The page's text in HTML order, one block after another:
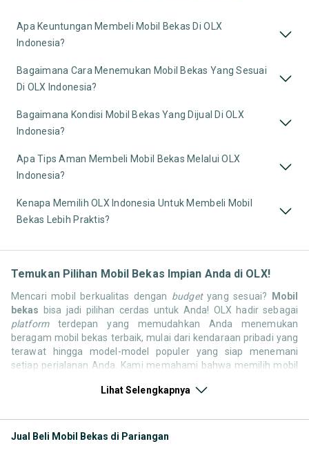
Apa Keuntungan Membeli Mobil Bekas Di OLX
Indonesia?
Bagaimana Cara Menemukan Mobil Bekas Yang Sesuai
Di OLX Indonesia?
Bagaimana Kondisi Mobil Bekas Yang Dijual Di OLX
Indonesia?
Apa Tips Aman Membeli Mobil Bekas Melalui OLX
Indonesia?
Kenapa Memilih OLX Indonesia Untuk Membeli Mobil
Bekas Lebih Praktis?
Temukan Pilihan Mobil Bekas Impian Anda di OLX!
Mencari mobil berkualitas dengan budgetyang sesuai? Mobil
bekas bisa jadi pilihan cerdas untuk Anda! OLX hadir sebagai
platformterdepan yang memudahkan Anda menemukan
beragam mobil bekas terbaik, mulai dari kendaraan pribadi yang
terawat hingga model-model populer yang siap menemani
setiap perjalanan Anda. Kami memahami bahwa memilih mobil
ribuan daftar dari penjual terpercaya di seluruh Indonesia.
dengan gaya hidup, kebutuhan, danbudgetAnda!
Memilih mobil bekas yang tepat tentu bukan perkara mudah.
Lihat Selengkapnya
Jual Beli Mobil Bekas di Pariangan